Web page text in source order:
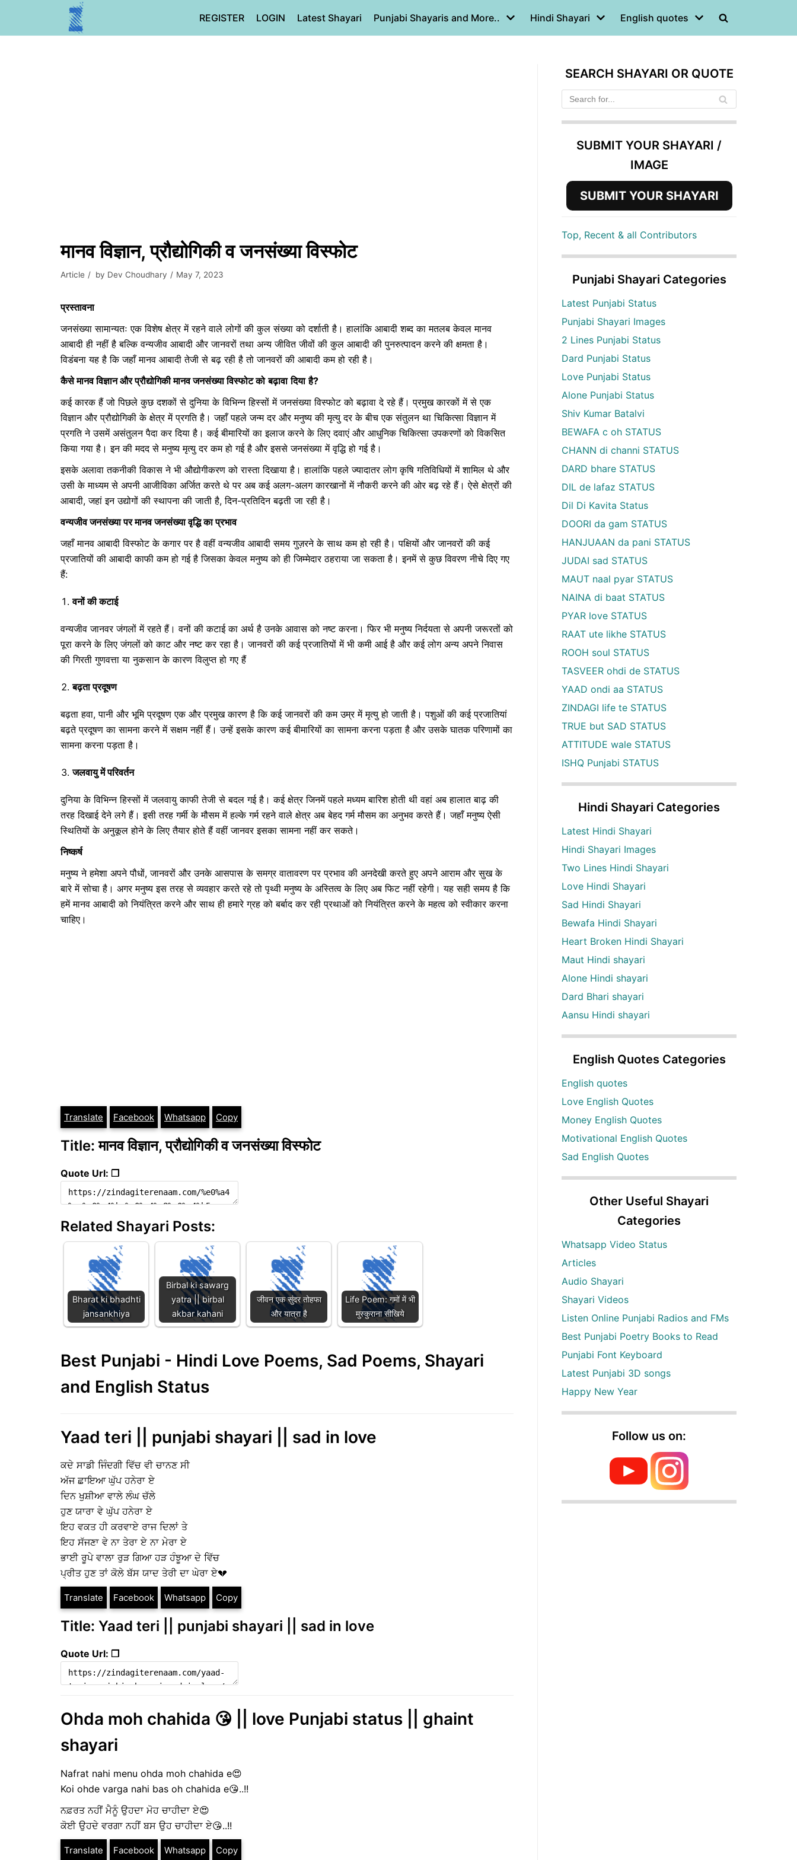
REGISTER LOGIN Latest Shayari Punjabi Shayaris and More.. Hindi Shayari English quotes
मानव विज्ञान, प्रौद्योगिकी व जनसंख्या विस्फोट
Article by Dev Choudhary May 7, 2023
प्रस्तावना
जनसंख्या सामान्यतः एक विशेष क्षेत्र में रहने वाले लोगों की कुल संख्या को दर्शाती है। हालांकि आबादी शब्द का मतलब केवल मानव
आबादी ही नहीं है बल्कि वन्यजीव आबादी और जानवरों तथा अन्य जीवित जीवों की कुल आबादी की पुनरुत्पादन करने की क्षमता है।
विडंबना यह है कि जहाँ मानव आबादी तेजी से बढ़ रही है तो जानवरों की आबादी कम हो रही है।
कैसे मानव विज्ञान और प्रौद्योगिकी मानव जनसंख्या विस्फोटको बढ़ावा दिया है?
कई कारक हैं जो पिछले कुछ दशकों से दुनिया के विभिन्न हिस्सों में जनसंख्या विस्फोट को बढ़ावा दे रहे हैं। प्रमुख कारकों में से एक
विज्ञान और प्रौद्योगिकी के क्षेत्र में प्रगति है। जहाँ पहले जन्म दर और मनुष्य की मृत्यु दर के बीच एक संतुलन था चिकित्सा विज्ञान में
प्रगति ने उसमें असंतुलन पैदा कर दिया है। कई बीमारियों का इलाज करने के लिए दवाएं और आधुनिक चिकित्सा उपकरणों को विकसित
किया गया है। इन की मदद से मनुष्य मृत्यु दर कम हो गई है और इससे जनसंख्या में वृद्धि हो गई है।
इसके अलावा तकनीकी विकास ने भी औद्योगीकरण को रास्ता दिखाया है। हालांकि पहले ज्यादातर लोग कृषि गतिविधियों में शामिल थे और
उसी के माध्यम से अपनी आजीविका अर्जित करते थे पर अब कई अलग-अलग कारखानों में नौकरी करने की ओर बढ़ रहे हैं। ऐसे क्षेत्रों की
आबादी, जहां इन उद्योगों की स्थापना की जाती है, दिन-प्रतिदिन बढ़ती जा रही है।
वन्यजीव जनसंख्या पर मानव जनसंख्या वृद्धि का प्रभाव
जहाँ मानव आबादी विस्फोट के कगार पर है वहीं वन्यजीव आबादी समय गुज़रने के साथ कम हो रही है। पक्षियों और जानवरों की कई
प्रजातियों की आबादी काफी कम हो गई है जिसका केवल मनुष्य को ही जिम्मेदार ठहराया जा सकता है। इनमें से कुछ विवरण नीचे दिए गए
हैं:
वनों की कटाई
वन्यजीव जानवर जंगलों में रहते हैं। वनों की कटाई का अर्थ है उनके आवास को नष्ट करना। फिर भी मनुष्य निर्दयता से अपनी जरूरतों को
पूरा करने के लिए जंगलों को काट और नष्ट कर रहा है। जानवरों की कई प्रजातियों में भी कमी आई है और कई लोग अन्य अपने निवास
की गिरती गुणवत्ता या नुकसान के कारण विलुप्त हो गए हैं
बढ़ता प्रदूषण
बढ़ता हवा, पानी और भूमि प्रदूषण एक और प्रमुख कारण है कि कई जानवरों की कम उम्र में मृत्यु हो जाती है। पशुओं की कई प्रजातियां
बढ़ते प्रदूषण का सामना करने में सक्षम नहीं हैं। उन्हें इसके कारण कई बीमारियों का सामना करना पड़ता है और उसके घातक परिणामों का
सामना करना पड़ता है।
जलवायु में परिवर्तन
दुनिया के विभिन्न हिस्सों में जलवायु काफी तेजी से बदल गई है। कई क्षेत्र जिनमें पहले मध्यम बारिश होती थी वहां अब हालात बाढ़ की
तरह दिखाई देने लगे हैं। इसी तरह गर्मी के मौसम में हल्के गर्म रहने वाले क्षेत्र अब बेहद गर्म मौसम का अनुभव करते हैं। जहाँ मनुष्य ऐसी
स्थितियों के अनुकूल होने के लिए तैयार होते हैं वहीं जानवर इसका सामना नहीं कर सकते।
निष्कर्ष
मनुष्य ने हमेशा अपने पौधों, जानवरों और उनके आसपास के समग्र वातावरण पर प्रभाव की अनदेखी करते हुए अपने आराम और सुख के
बारे में सोचा है। अगर मनुष्य इस तरह से व्यवहार करते रहे तो पृथ्वी मनुष्य के अस्तित्व के लिए अब फिट नहीं रहेगी। यह सही समय है कि
हमें मानव आबादी को नियंत्रित करने और साथ ही हमारे ग्रह को बर्बाद कर रही प्रथाओं को नियंत्रित करने के महत्व को स्वीकार करना
चाहिए।
Translate Facebook Whatsapp Copy
Title: मानव विज्ञान, प्रौद्योगिकी व जनसंख्या विस्फोट
Quote Url: ❐
Related Shayari Posts:
Bharat ki bhadhti
jansankhiya
Birbal ki sawarg
yatra || birbal
akbar kahani
जीवन एक सुंदर तोहफा
और यात्रा है
Life Poem: गमों में भी
मुस्कुराना सीखिये
Best Punjabi - Hindi Love Poems, Sad Poems, Shayari
and English Status
Yaad teri || punjabi shayari || sad in love
ਕਦੇ ਸਾਡੀ ਜਿੰਦਗੀ ਵਿੱਚ ਵੀ ਚਾਨਣ ਸੀ
ਅੱਜ ਛਾਇਆ ਘੁੱਪ ਹਨੇਰਾ ਏ
ਦਿਨ ਖੁਸ਼ੀਆ ਵਾਲੇ ਲੰਘ ਚੱਲੇ
ਹੁਣ ਯਾਰਾ ਵੇ ਘੁੱਪ ਹਨੇਰਾ ਏ
ਇਹ ਵਕਤ ਹੀ ਕਰਵਾਏ ਰਾਜ ਦਿਲਾਂ ਤੇ
ਇਹ ਸੱਜਣਾ ਵੇ ਨਾ ਤੇਰਾ ਏ ਨਾ ਮੇਰਾ ਏ
ਭਾਈ ਰੂਪੇ ਵਾਲਾ ਰੁੜ ਗਿਆ ਹੜ ਹੰਝੂਆ ਦੇ ਵਿੱਚ
ਪ੍ਰੀਤ ਹੁਣ ਤਾਂ ਕੋਲੇ ਬੱਸ ਯਾਦ ਤੇਰੀ ਦਾ ਘੇਰਾ ਏ💔
Translate Facebook Whatsapp Copy
Title: Yaad teri || punjabi shayari || sad in love
Quote Url: ❐
Ohda moh chahida 😘 || love Punjabi status || ghaint
shayari
Nafrat nahi menu ohda moh chahida e😍
Koi ohde varga nahi bas oh chahida e😘..!!
ਨਫ਼ਰਤ ਨਹੀਂ ਮੈਨੂੰ ਉਹਦਾ ਮੋਹ ਚਾਹੀਦਾ ਏ😍
ਕੋਈ ਉਹਦੇ ਵਰਗਾ ਨਹੀਂ ਬਸ ਉਹ ਚਾਹੀਦਾ ਏ😘..!!
Translate Facebook Whatsapp Copy
SEARCH SHAYARI OR QUOTE
SUBMIT YOUR SHAYARI /
IMAGE
SUBMIT YOUR SHAYARI
Top, Recent & all Contributors
Punjabi Shayari Categories
Latest Punjabi Status
Punjabi Shayari Images
2 Lines Punjabi Status
Dard Punjabi Status
Love Punjabi Status
Alone Punjabi Status
Shiv Kumar Batalvi
BEWAFA c oh STATUS
CHANN di channi STATUS
DARD bhare STATUS
DIL de lafaz STATUS
Dil Di Kavita Status
DOORI da gam STATUS
HANJUAAN da pani STATUS
JUDAI sad STATUS
MAUT naal pyar STATUS
NAINA di baat STATUS
PYAR love STATUS
RAAT ute likhe STATUS
ROOH soul STATUS
TASVEER ohdi de STATUS
YAAD ondi aa STATUS
ZINDAGI life te STATUS
TRUE but SAD STATUS
ATTITUDE wale STATUS
ISHQ Punjabi STATUS
Hindi Shayari Categories
Latest Hindi Shayari
Hindi Shayari Images
Two Lines Hindi Shayari
Love Hindi Shayari
Sad Hindi Shayari
Bewafa Hindi Shayari
Heart Broken Hindi Shayari
Maut Hindi shayari
Alone Hindi shayari
Dard Bhari shayari
Aansu Hindi shayari
English Quotes Categories
English quotes
Love English Quotes
Money English Quotes
Motivational English Quotes
Sad English Quotes
Other Useful Shayari
Categories
Whatsapp Video Status
Articles
Audio Shayari
Shayari Videos
Listen Online Punjabi Radios and FMs
Best Punjabi Poetry Books to Read
Punjabi Font Keyboard
Latest Punjabi 3D songs
Happy New Year
Follow us on: